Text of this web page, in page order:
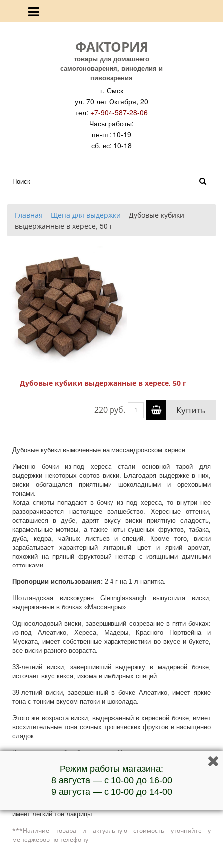
ФАКТОРИЯ
товары для домашнего
самогоноварения, виноделия и
пивоварения
г. Омск
ул. 70 лет Октября, 20
тел: +7-904-587-28-06
Часы работы:
пн-пт: 10-19
сб, вс: 10-18
Главная – Щепа для выдержки – Дубовые кубики
выдержанные в хересе, 50 г
Дубовые кубики выдержанные в хересе, 50 г
220 руб. Купить
Дубовые кубики вымоченные на массандровском хересе.
Именно бочки из-под хереса стали основной тарой для
выдержки некоторых сортов виски. Благодаря выдержке в них,
виски обогащался приятными шоколадными и ореховыми
тонами.
Когда спирты попадают в бочку из под хереса, то внутри нее
разворачивается настоящее волшебство. Хересные оттенки,
оставшиеся в дубе, дарят вкусу виски приятную сладость,
карамельные мотивы, а также ноты сушеных фруктов, табака,
дуба, кедра, чайных листьев и специй. Кроме того, виски
зарабатывает характерный янтарный цвет и яркий аромат,
похожий на пряный фруктовый нектар с изящными дымными
оттенками.
Пропорции использования: 2-4 г на 1 л напитка.
Шотландская вискокурня Glennglassaugh выпустила виски,
выдержанные в бочках «Массандры».
Односолодовый виски, завершивший созревание в пяти бочках:
из-под Алеатико, Хереса, Мадеры, Красного Портвейна и
Муската, имеет собственные характеристики во вкусе и букете,
все виски разного возраста.
33-летний виски, завершивший выдержку в мадерной бочке,
источает вкус кекса, изюма и имбирных специй.
39-летний виски, завершенный в бочке Алеатико, имеет яркие
тона с тонким вкусом патоки и шоколада.
Этого же возраста виски, выдержанный в хересной бочке, имеет
восхитительные тона сочных тропических фруктов и насыщенно
сладок.
Виски, созревший в бочке из-под Муската является идеальным
партнером десертов, имеет богатый вкус липы, винограда, ягод
В бочке из-под Красного Портвейна было выдержано
односолодовое виски 45-летнего возраста, этот выпуск
имеет легкий тон лакрицы.
***Наличие товара и актуальную стоимость уточняйте у
менеджеров по телефону
Режим работы магазина:
8 августа — с 10-00 до 16-00
9 августа — с 10-00 до 14-00